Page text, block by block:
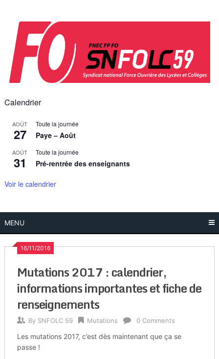
content
Calendrier
AOÛT
27
Toute la journée
Paye – Août
AOÛT
31
Toute la journée
Pré-rentrée des enseignants
Voir le calendrier
MENU
16/11/2016
Mutations 2017 : calendrier,
informations importantes et fiche de
renseignements
By SNFOLC 59 Mutations 0 Comments
Les mutations 2017, c’est dès maintenant que ça se
passe !